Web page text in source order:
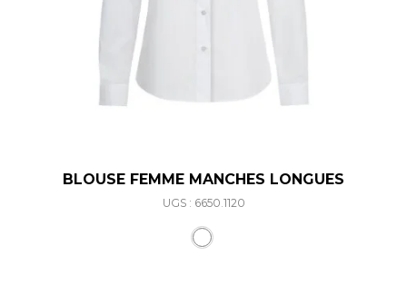
BLOUSE FEMME MANCHES LONGUES
UGS : 6650.1120